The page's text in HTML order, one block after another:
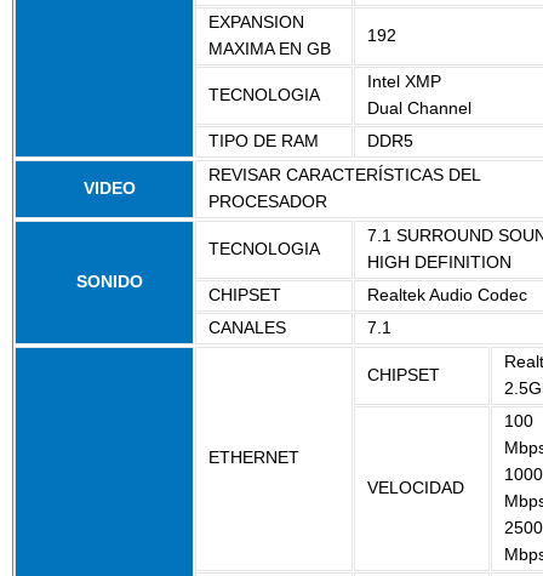
EXPANSION
MAXIMA EN GB
192
TECNOLOGIA
Intel XMP
Dual Channel
TIPO DE RAM
DDR5
VIDEO
REVISAR CARACTERÍSTICAS DEL
PROCESADOR
SONIDO
TECNOLOGIA
7.1 SURROUND
HIGH DEFINITION
CHIPSET
Realtek Audio Codec
CANALES
7.1
ETHERNET
CHIPSET
VELOCIDAD
100
1000
2500